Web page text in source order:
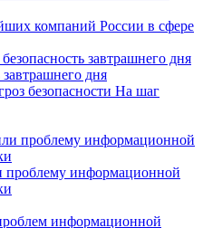
компаний России в сфере
дня
На шаг
информационной